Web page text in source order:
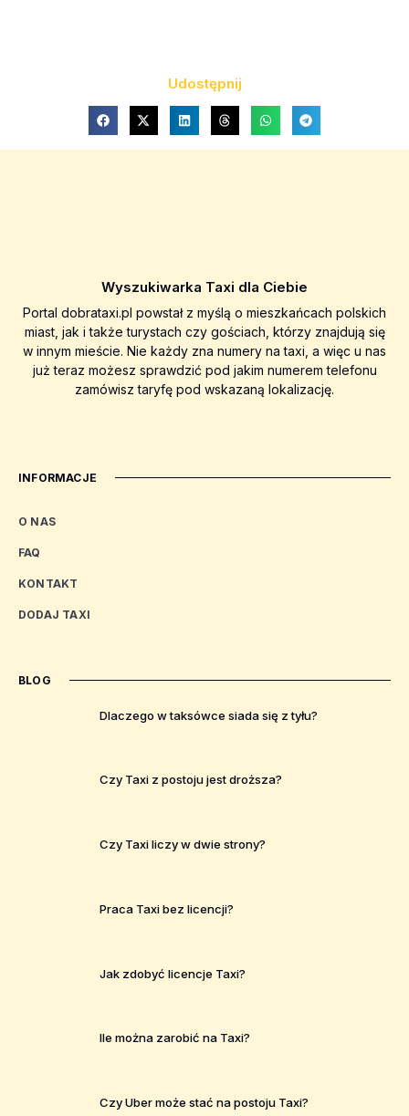
Udostępnij
Wyszukiwarka Taxi dla Ciebie
Portal dobrataxi.pl powstał z myślą o mieszkańcach polskich
miast, jak i także turystach czy gościach, którzy znajdują się
w innym mieście. Nie każdy zna numery na taxi, a więc u nas
już teraz możesz sprawdzić pod jakim numerem telefonu
zamówisz taryfę pod wskazaną lokalizację.
INFORMACJE
O NAS
FAQ
KONTAKT
DODAJ TAXI
BLOG
Dlaczego w taksówce siada się z tyłu?
Czy Taxi z postoju jest droższa?
Czy Taxi liczy w dwie strony?
Praca Taxi bez licencji?
Jak zdobyć licencje Taxi?
Ile można zarobić na Taxi?
Czy Uber może stać na postoju Taxi?